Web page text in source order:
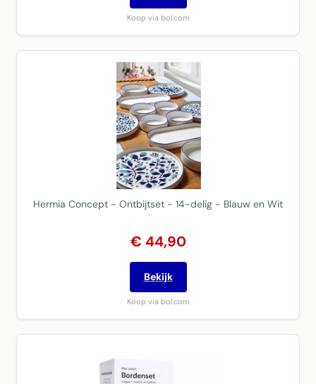
Koop via bol.com
Hermia Concept - Ontbijtset - 14-delig - Blauw en Wit
€ 44,90
Bekijk
Koop via bol.com